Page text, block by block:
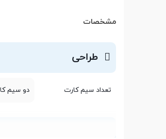
مشخصات
طراحی
تعداد سیم کارت دو سیم